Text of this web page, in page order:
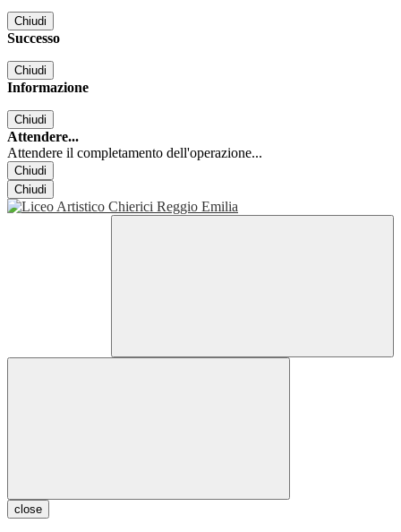
Chiudi
Successo
Chiudi
Informazione
Chiudi
Attendere...
Attendere il completamento dell'operazione...
Chiudi
Chiudi
close